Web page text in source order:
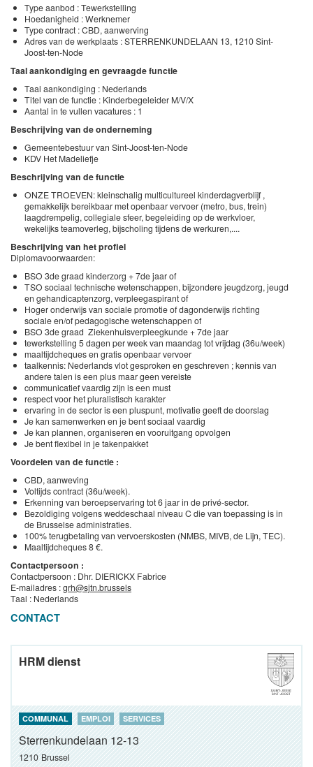
Type aanbod : Tewerkstelling
Hoedanigheid : Werknemer
Type contract : CBD, aanwerving
Adres van de werkplaats : STERRENKUNDELAAN 13, 1210 Sint-
Joost-ten-Node
Taal aankondiging en gevraagde functie
Taal aankondiging : Nederlands
Titel van de functie : Kinderbegeleider M/V/X
Aantal in te vullen vacatures : 1
Beschrijving van de onderneming
Gemeentebestuur van Sint-Joost-ten-Node
KDV Het Madeliefje
Beschrijving van de functie
ONZE TROEVEN: kleinschalig multicultureel kinderdagverblijf ,
gemakkelijk bereikbaar met openbaar vervoer (metro, bus, trein)
laagdrempelig, collegiale sfeer, begeleiding op de werkvloer,
wekelijks teamoverleg, bijscholing tijdens de werkuren,....
Beschrijving van het profiel
Diplomavoorwaarden:
BSO 3de graad kinderzorg + 7de jaar of
TSO sociaal technische wetenschappen, bijzondere jeugdzorg, jeugd
en gehandicaptenzorg, verpleegaspirant of
Hoger onderwijs van sociale promotie of dagonderwijs richting
sociale en/of pedagogische wetenschappen of
BSO 3de graad Ziekenhuisverpleegkunde + 7de jaar
tewerkstelling 5 dagen per week van maandag tot vrijdag (36u/week)
maaltijdcheques en gratis openbaar vervoer
taalkennis: Nederlands vlot gesproken en geschreven ; kennis van
andere talen is een plus maar geen vereiste
communicatief vaardig zijn is een must
respect voor het pluralistisch karakter
ervaring in de sector is een pluspunt, motivatie geeft de doorslag
Je kan samenwerken en je bent sociaal vaardig
Je kan plannen, organiseren en vooruitgang opvolgen
Je bent flexibel in je takenpakket
Voordelen van de functie :
CBD, aanweving
Voltijds contract (36u/week).
Erkenning van beroepservaring tot 6 jaar in de privé-sector.
Bezoldiging volgens weddeschaal niveau C die van toepassing is in
de Brusselse administraties.
100% terugbetaling van vervoerskosten (NMBS, MIVB, de Lijn, TEC).
Maaltijdcheques 8 €.
Contactpersoon :
Contactpersoon : Dhr. DIERICKX Fabrice
E-mailadres :grh@sjtn.brussels
Taal : Nederlands
CONTACT
HRM dienst
COMMUNAL EMPLOI SERVICES
Sterrenkundelaan 12-13
1210 Brussel